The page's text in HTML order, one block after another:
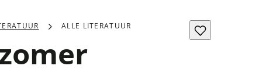
ALLE LITERATUUR